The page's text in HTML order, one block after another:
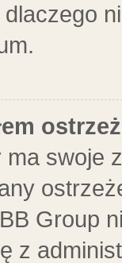
swoje
Group
z